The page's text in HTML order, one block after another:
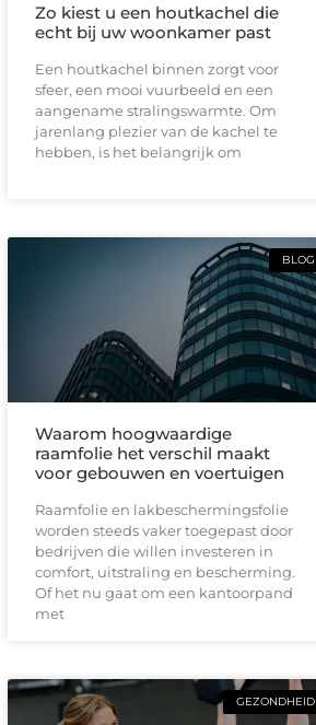
Zo kiest u een houtkachel die
echt bij uw woonkamer past
Een houtkachel binnen zorgt voor
sfeer, een mooi vuurbeeld en een
aangename stralingswarmte. Om
jarenlang plezier van de kachel te
hebben, is het belangrijk om
BLOG
Waarom hoogwaardige
raamfolie het verschil maakt
voor gebouwen en voertuigen
Raamfolie en lakbeschermingsfolie
worden steeds vaker toegepast door
bedrijven die willen investeren in
comfort, uitstraling en bescherming.
Of het nu gaat om een kantoorpand
met
GEZONDHEID